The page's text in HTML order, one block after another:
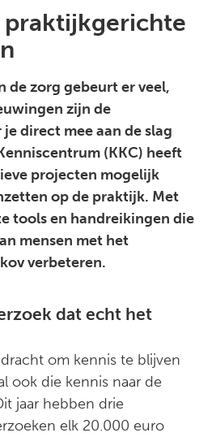
praktijkgerichte
de zorg gebeurt er veel,
zijn de
direct mee aan de slag
(KKC) heeft
projecten mogelijk
op de praktijk. Met
tools en handreikingen die
mensen met het
verbeteren.
dat echt het
om kennis te blijven
ook die kennis naar de
jaar hebben drie
elk 20.000 euro